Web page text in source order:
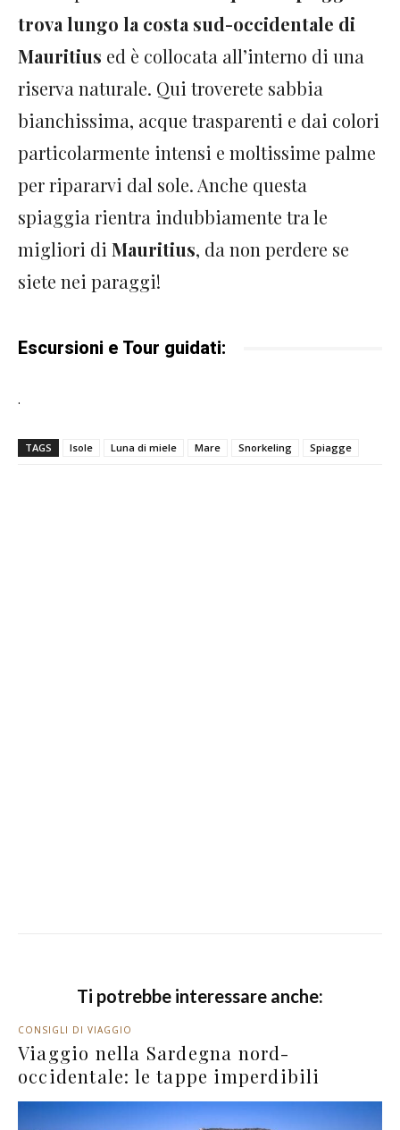
trova lungo la costa sud-occidentale di
Mauritius ed è collocata all’interno di una
riserva naturale. Qui troverete sabbia
bianchissima, acque trasparenti e dai colori
particolarmente intensi e moltissime palme
per ripararvi dal sole. Anche questa
spiaggia rientra indubbiamente tra le
migliori di Mauritius, da non perdere se
siete nei paraggi!
Escursioni e Tour guidati:
.
TAGS Isole Luna di miele Mare Snorkeling Spiagge
Ti potrebbe interessare anche:
CONSIGLI DI VIAGGIO
Viaggio nella Sardegna nord-
occidentale: le tappe imperdibili